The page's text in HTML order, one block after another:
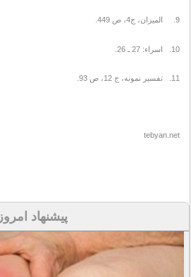
9. المیزان، ج4، ص 449.
10. اسراء: 27 ـ 26.
11. تفسیر نمونه، ج 12، ص 93.
tebyan.net
پیشنهاد امروز